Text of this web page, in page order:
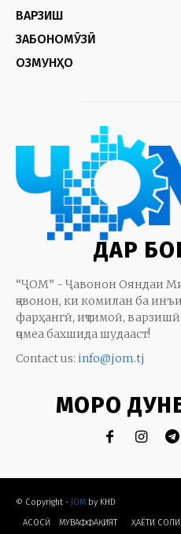
ВАРЗИШ
ЗАБОНОМӮЗӢ
ОЗМУНҲО
ДАР
“ҶОМ” - Ҷавонон Ояндаи
ҷавонон, ки комилан ба
фарҳангӣ, иҷтимоӣ,
ҷомеа бахшида шудааст!
Contact us: info@jom.tj
МОРО
© Copyright - JOM by KHD
АСОСӢ
МУВАФФАҚИЯТ ҲАЁТИ